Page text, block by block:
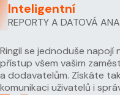
Inteligentní
REPORTY A DATOVÁ
Ringil se jednoduše napojí
přístup všem vašim
a dodavatelům. Získáte
komunikaci uživatelů i